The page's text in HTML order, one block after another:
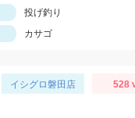
投げ釣り
カサゴ
イシグロ磐田店 528